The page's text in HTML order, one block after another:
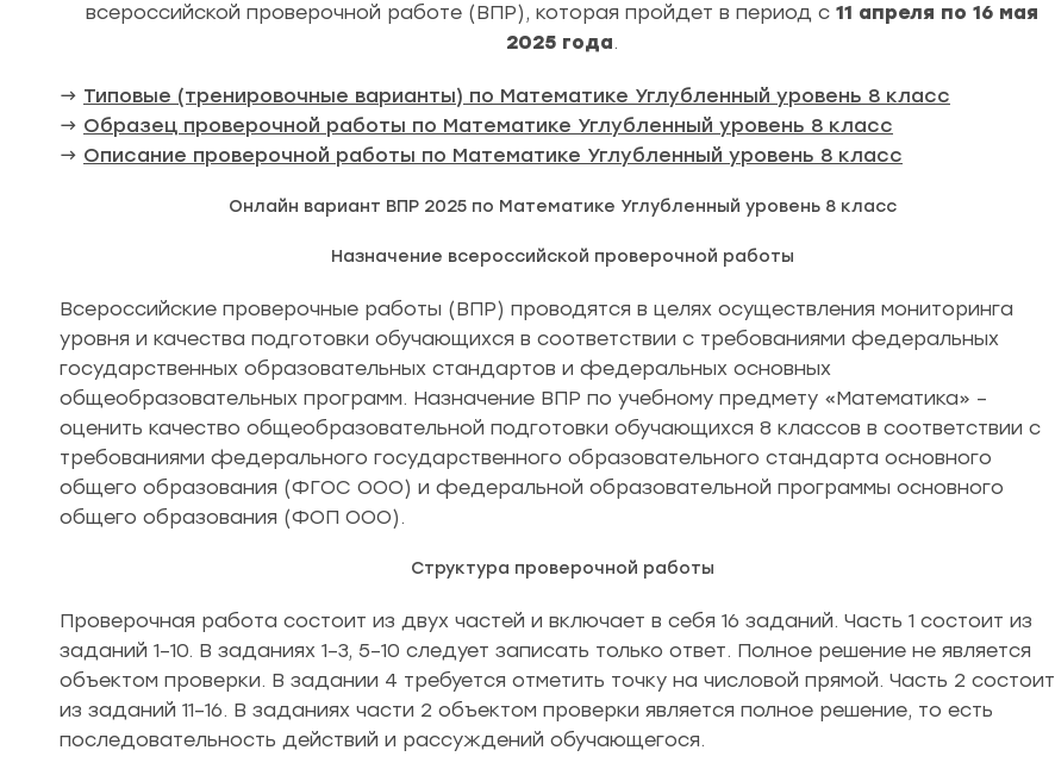
всероссийской проверочной работе (ВПР), которая пройдет в период с 11 апреля по 16 мая
2025 года.
→ Типовые (тренировочные варианты) по Математике Углубленный уровень 8 класс
→ Образец проверочной работы по Математике Углубленный уровень 8 класс
→ Описание проверочной работы по Математике Углубленный уровень 8 класс
Онлайн вариант ВПР 2025 по Математике Углубленный уровень 8 класс
Назначение всероссийской проверочной работы
Всероссийские проверочные работы (ВПР) проводятся в целях осуществления мониторинга
уровня и качества подготовки обучающихся в соответствии с требованиями федеральных
государственных образовательных стандартов и федеральных основных
общеобразовательных программ. Назначение ВПР по учебному предмету «Математика» –
оценить качество общеобразовательной подготовки обучающихся 8 классов в соответствии с
требованиями федерального государственного образовательного стандарта основного
общего образования (ФГОС ООО) и федеральной образовательной программы основного
общего образования (ФОП ООО).
Структура проверочной работы
Проверочная работа состоит из двух частей и включает в себя 16 заданий. Часть 1 состоит из
заданий 1–10. В заданиях 1–3, 5–10 следует записать только ответ. Полное решение не является
объектом проверки. В задании 4 требуется отметить точку на числовой прямой. Часть 2 состоит
из заданий 11–16. В заданиях части 2 объектом проверки является полное решение, то есть
последовательность действий и рассуждений обучающегося.